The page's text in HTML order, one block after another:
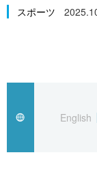
カテゴリー
経済・ビジネス
国際
トップ
アーカイブ
In-depth
Japan Data
スポーツ
English